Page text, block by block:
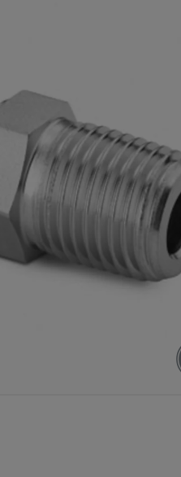
1/4 PULG.
REFERENCIA #: SS-